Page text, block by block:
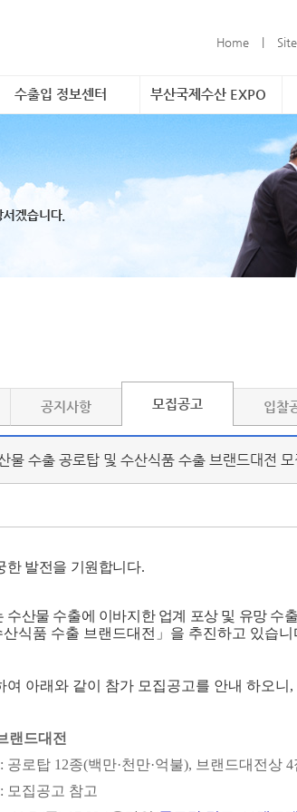
Home
수출입 정보센터
무역관련 정보연계
부산국제수산 EXPO
공지사항 모집공고 입찰
물 수출 공로탑 및 수산식품 수출 브랜드대전
한 발전을 기원합니다.
수산물 수출에 이바지한 업계 포상 및 유망 수
식품 수출 브랜드대전」을 추진하고 있습니
여 아래와 같이 참가 모집공고를 안내 하오니
랜드대전
공로탑 12종(백만·천만·억불), 브랜드대전상
모집공고 참고